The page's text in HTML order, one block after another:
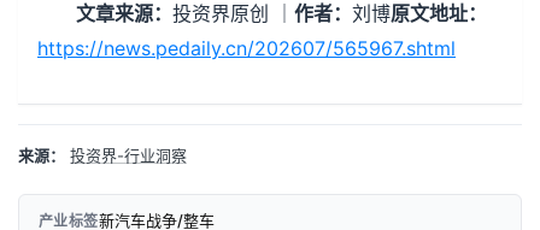
文章来源： 投资界原创 ｜ 作者： 刘博原文地址：
https://news.pedaily.cn/202607/565967.shtml
来源： 投资界-行业洞察
产业标签新汽车战争/整车